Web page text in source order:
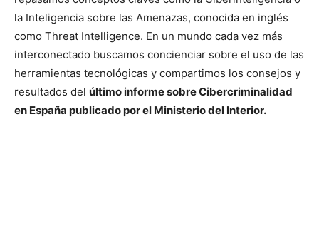
la Inteligencia sobre las Amenazas, conocida en inglés
como Threat Intelligence. En un mundo cada vez más
interconectado buscamos concienciar sobre el uso de las
herramientas tecnológicas y compartimos los consejos y
resultados del último informe sobre Cibercriminalidad
en España publicado por el Ministerio del Interior.